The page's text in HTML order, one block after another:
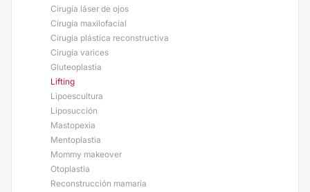
Cirugía láser de ojos
Cirugía maxilofacial
Cirugía plástica reconstructiva
Cirugía varices
Gluteoplastia
Lifting
Lipoescultura
Liposucción
Mastopexia
Mentoplastia
Mommy makeover
Otoplastia
Reconstrucción mamaria